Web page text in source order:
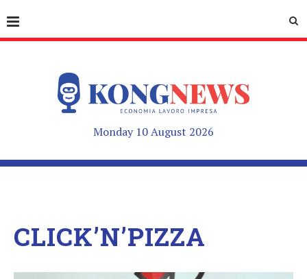
Monday 10 August 2026
CLICK’N’PIZZA